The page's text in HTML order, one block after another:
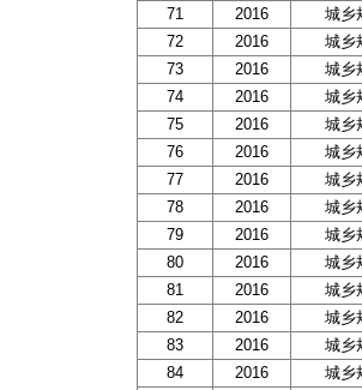
71
2016
城乡
72
2016
城乡
73
2016
城乡
74
2016
城乡
75
2016
城乡
76
2016
城乡
77
2016
城乡
78
2016
城乡
79
2016
城乡
80
2016
城乡
81
2016
城乡
82
2016
城乡
83
2016
城乡
84
2016
城乡